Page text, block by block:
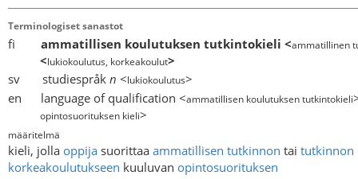
Terminologiset sanastot
fi ammatillisen koulutuksen tutkintokieli <ammatillinen
<lukiokoulutus, korkeakoulut>
sv studiespråk n <lukiokoulutus>
en language of qualification <ammatillisen koulutuksen tutkintokieli
opintosuorituksen kieli>
määritelmä
kieli, jolla oppija suorittaa ammatillisen tutkinnon tai tutkinnon
korkeakoulutukseen kuuluvan opintosuorituksen